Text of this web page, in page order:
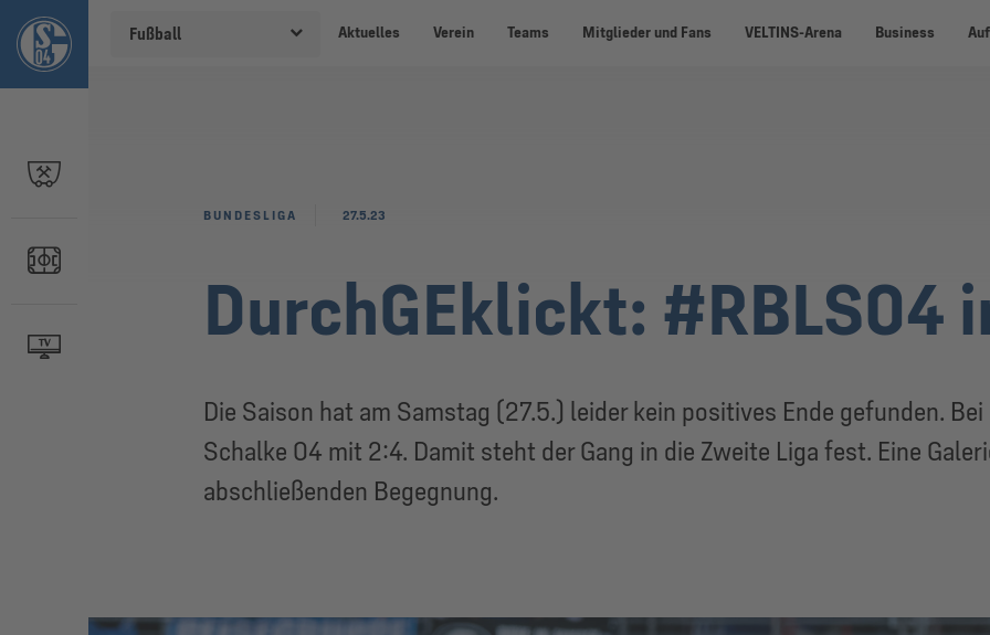
Fußball Aktuelles Verein Teams Mitglieder und Fans VELTINS-Arena Business
DurchGEklickt: #RBLS04
Die Saison hat am Samstag (27.5.) leider kein positives Ende gefunden.
Schalke 04 mit 2:4. Damit steht der Gang in die Zweite Liga fest. Eine
abschließenden Begegnung.
BUNDESLIGA 27.5.23